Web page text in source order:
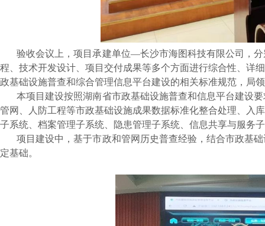
验收会议上，项目承建单位—长沙市海图科技有限公司，
程、技术开发设计、项目交付成果等多个方面进行综合性
详
政基础设施普查和综合管理信息平台建设的相关标准规范 ，局
本项目建设按照湖南省市政基础设施普查和信息平台建设
管网、人防工程等市政基础设施成果数据标准化整合处理、入
子系统、档案管理子系统、隐患管理子系统、信息共享与服务
项目建设中，基于市政和管网历史普查经验，结合市政基
定基础。